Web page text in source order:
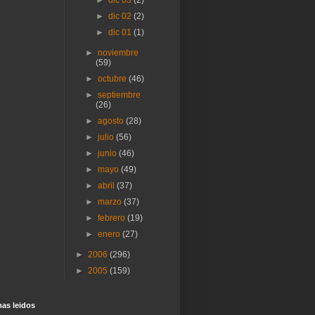
► dic 02 (2)
► dic 01 (1)
►noviembre
(59)
►octubre(46)
►septiembre
(26)
►agosto(28)
►julio(56)
►junio(46)
►mayo(49)
►abril(37)
►marzo(37)
►febrero(19)
►enero(27)
► 2006 (296)
► 2005 (159)
lei­dos